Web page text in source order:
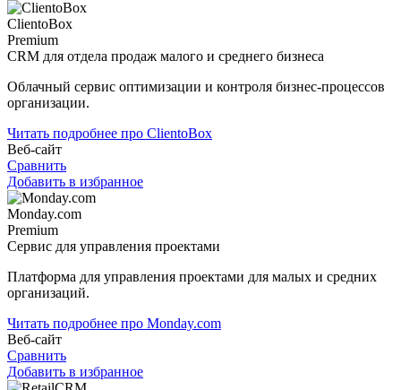
ClientoBox
Premium
CRM для отдела продаж малого и среднего бизнеса
Облачный сервис оптимизации и контроля бизнес-процессов
организации.
Читать подробнее про ClientoBox
Веб-сайт
Сравнить
Добавить в избранное
Monday.com
Premium
Сервис для управления проектами
Платформа для управления проектами для малых и средних
организаций.
Читать подробнее про Monday.com
Веб-сайт
Сравнить
Добавить в избранное